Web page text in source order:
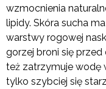
wzmocnienia
lipidy. Skóra sucha
warstwy rogowej
gorzej broni się
też zatrzymuje wodę
tylko szybciej się